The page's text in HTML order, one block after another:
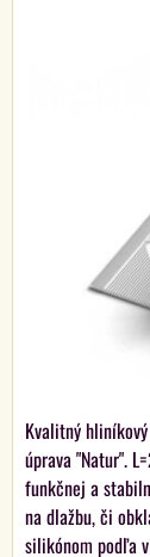
Kvalitný
úprava "Natur".
funkčnej a
na dlažbu, či
silikónom podľa